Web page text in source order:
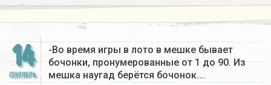
14
СЕНТЯБРЬ
-Во время игры в лото в мешке бывает
бочонки, пронумерованные от 1 до 90. Из
мешка наугад берётся бочонок….